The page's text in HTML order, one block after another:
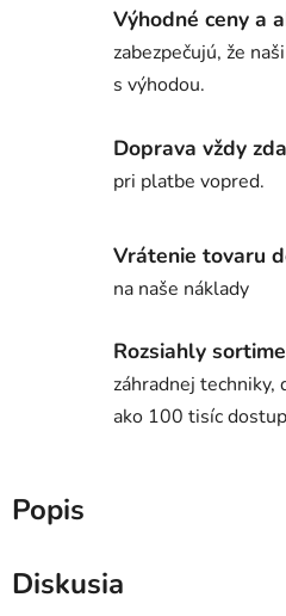
Výhodné ceny a
zabezpečujú, že
s výhodou.
Doprava vždy
pri platbe vopred.
Vrátenie tovaru
na naše náklady
Rozsiahly
záhradnej techniky,
ako 100 tisíc
Popis
Diskusia